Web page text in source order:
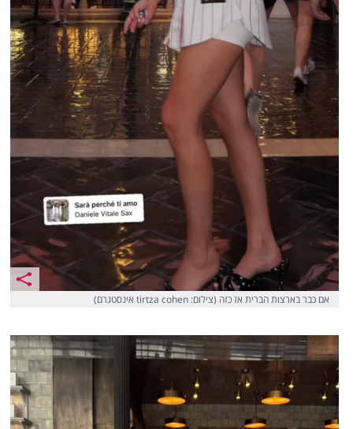
אם כבר בארצות הברית אז כזה (צילום: tirtza cohen אינסטגרם)